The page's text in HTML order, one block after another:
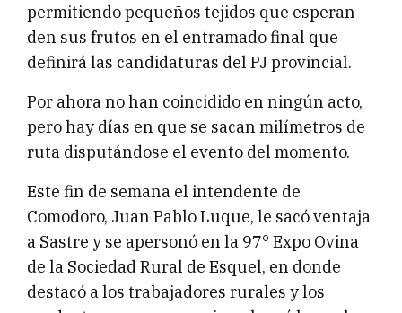
permitiendo pequeños tejidos que esperan
den sus frutos en el entramado final que
definirá las candidaturas del PJ provincial.
Por ahora no han coincidido en ningún acto,
pero hay días en que se sacan milímetros de
ruta disputándose el evento del momento.
Este fin de semana el intendente de
Comodoro, Juan Pablo Luque, le sacó ventaja
a Sastre y se apersonó en la 97° Expo Ovina
de la Sociedad Rural de Esquel, en donde
destacó a los trabajadores rurales y los